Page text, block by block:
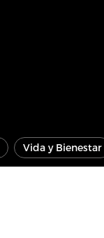
Vida y Bienestar